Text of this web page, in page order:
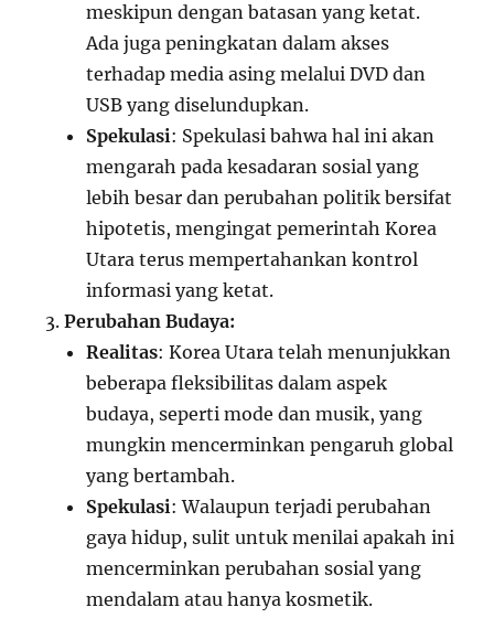
meskipun dengan batasan yang ketat.
Ada juga peningkatan dalam akses
terhadap media asing melalui DVD dan
USB yang diselundupkan.
Spekulasi: Spekulasi bahwa hal ini akan
mengarah pada kesadaran sosial yang
lebih besar dan perubahan politik bersifat
hipotetis, mengingat pemerintah Korea
Utara terus mempertahankan kontrol
informasi yang ketat.
Perubahan Budaya:
Realitas: Korea Utara telah menunjukkan
beberapa fleksibilitas dalam aspek
budaya, seperti mode dan musik, yang
mungkin mencerminkan pengaruh global
yang bertambah.
Spekulasi: Walaupun terjadi perubahan
gaya hidup, sulit untuk menilai apakah ini
mencerminkan perubahan sosial yang
mendalam atau hanya kosmetik.